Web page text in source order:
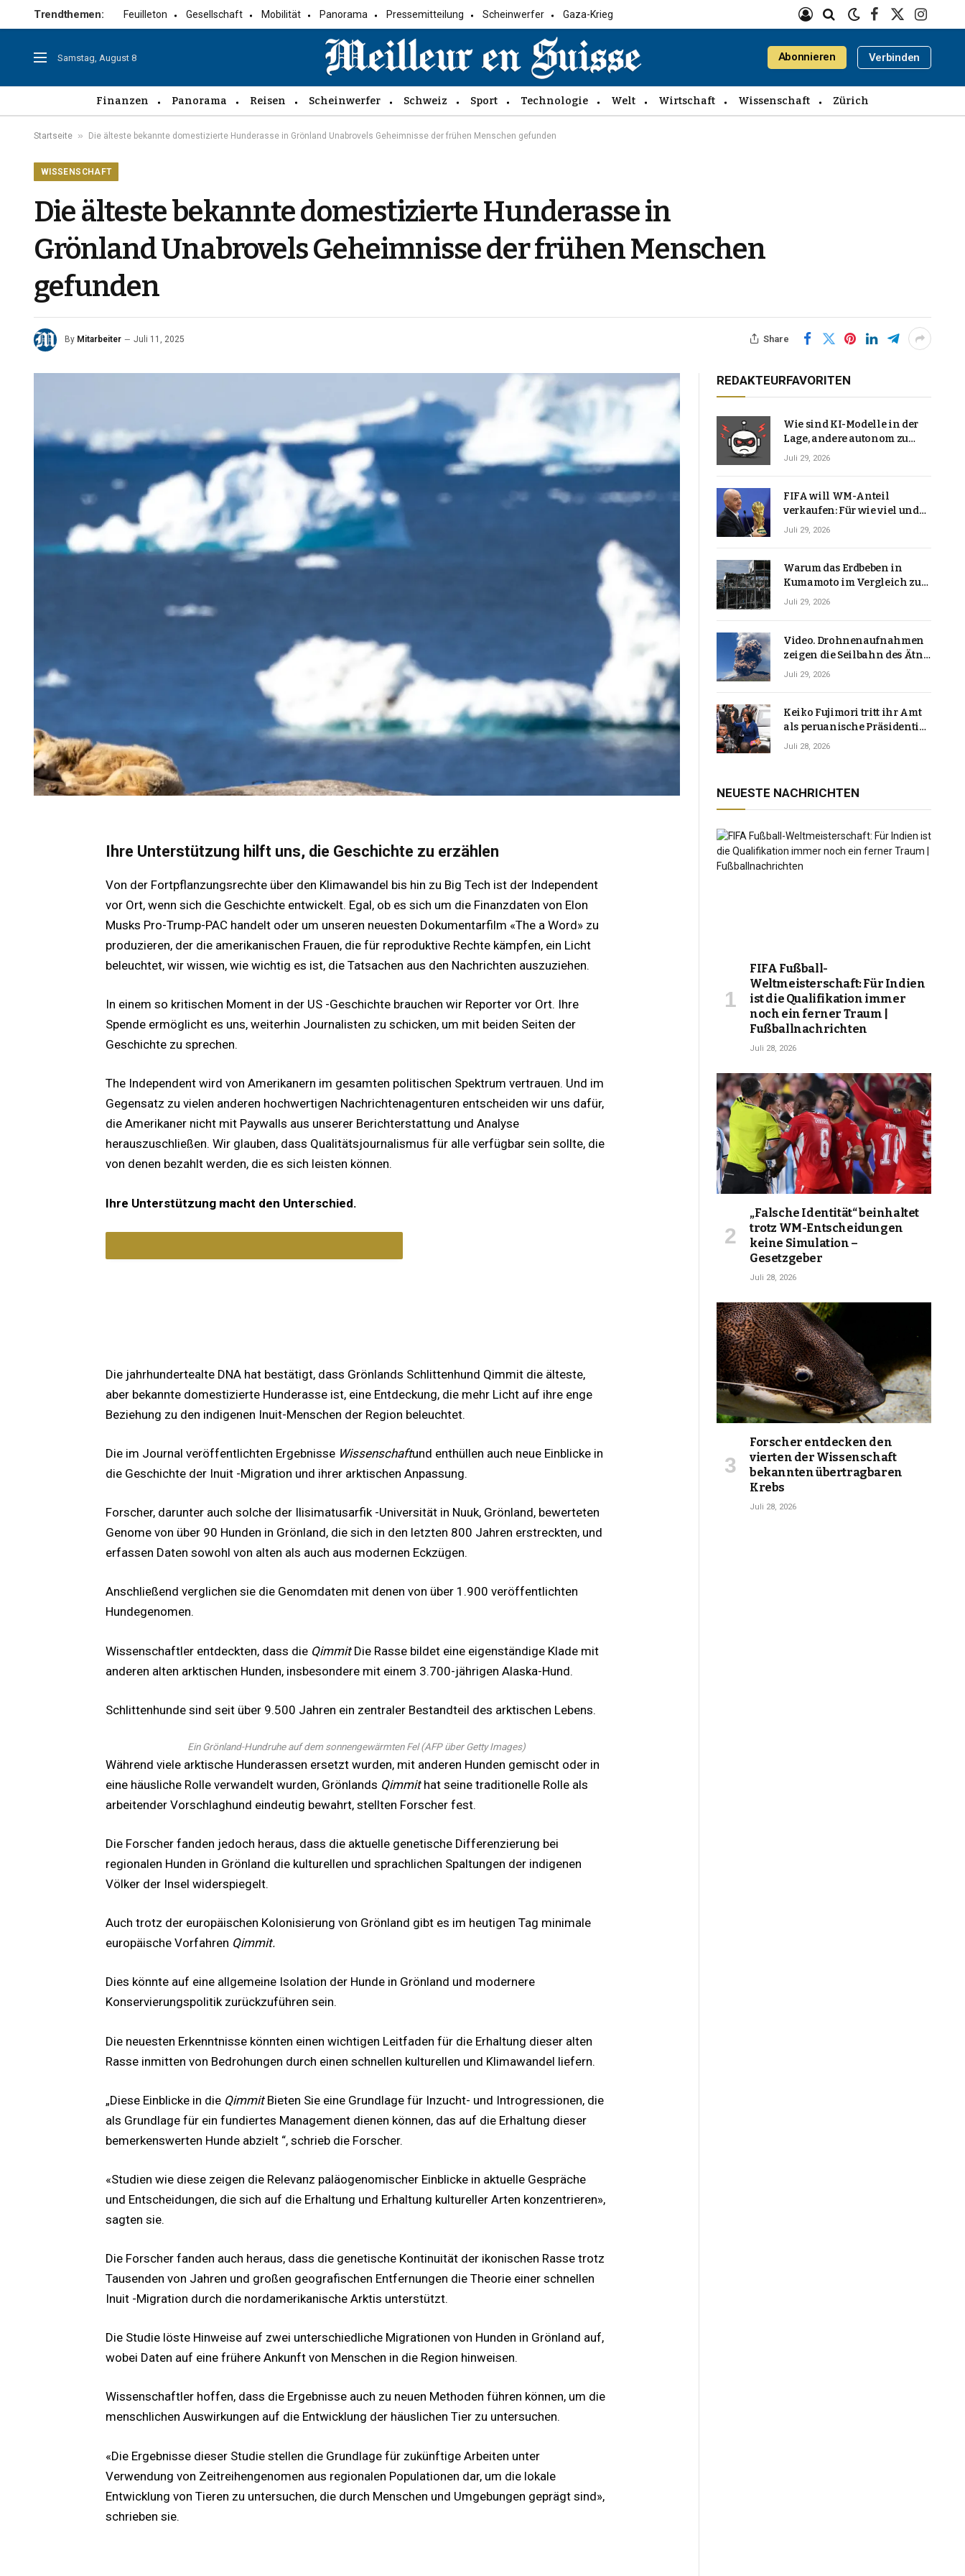
Trendthemen: Feuilleton Gesellschaft Mobilität Panorama Pressemitteilung Scheinwerfer Gaza-Krieg
Facebook
X
Samstag, August 8 Abonnieren Verbinden
Finanzen Panorama Reisen Scheinwerfer Schweiz Sport Technologie Welt Wirtschaft Wissenschaft Zürich
Startseite » Die älteste bekannte domestizierte Hunderasse in Grönland Unabrovels Geheimnisse der frühen Menschen gefunden
WISSENSCHAFT
Die älteste bekannte domestizierte Hunderasse in
Grönland Unabrovels Geheimnisse der frühen Menschen
gefunden
By Mitarbeiter Juli 11, 2025 Share
Ihre Unterstützung hilft uns, die Geschichte zu erzählen
Von der Fortpflanzungsrechte über den Klimawandel bis hin zu Big Tech ist der Independent
vor Ort, wenn sich die Geschichte entwickelt. Egal, ob es sich um die Finanzdaten von Elon
Musks Pro-Trump-PAC handelt oder um unseren neuesten Dokumentarfilm «The a Word» zu
produzieren, der die amerikanischen Frauen, die für reproduktive Rechte kämpfen, ein Licht
beleuchtet, wir wissen, wie wichtig es ist, die Tatsachen aus den Nachrichten auszuziehen.
In einem so kritischen Moment in der US -Geschichte brauchen wir Reporter vor Ort. Ihre
Spende ermöglicht es uns, weiterhin Journalisten zu schicken, um mit beiden Seiten der
Geschichte zu sprechen.
The Independent wird von Amerikanern im gesamten politischen Spektrum vertrauen. Und im
Gegensatz zu vielen anderen hochwertigen Nachrichtenagenturen entscheiden wir uns dafür,
die Amerikaner nicht mit Paywalls aus unserer Berichterstattung und Analyse
herauszuschließen. Wir glauben, dass Qualitätsjournalismus für alle verfügbar sein sollte, die
von denen bezahlt werden, die es sich leisten können.
Ihre Unterstützung macht den Unterschied.
Die jahrhundertealte DNA hat bestätigt, dass Grönlands Schlittenhund Qimmit die älteste,
aber bekannte domestizierte Hunderasse ist, eine Entdeckung, die mehr Licht auf ihre enge
Beziehung zu den indigenen Inuit-Menschen der Region beleuchtet.
Die im Journal veröffentlichten Ergebnisse Wissenschaftund enthüllen auch neue Einblicke in
die Geschichte der Inuit -Migration und ihrer arktischen Anpassung.
Forscher, darunter auch solche der Ilisimatusarfik -Universität in Nuuk, Grönland, bewerteten
Genome von über 90 Hunden in Grönland, die sich in den letzten 800 Jahren erstreckten, und
erfassen Daten sowohl von alten als auch aus modernen Eckzügen.
Anschließend verglichen sie die Genomdaten mit denen von über 1.900 veröffentlichten
Hundegenomen.
Wissenschaftler entdeckten, dass die QimmitDie Rasse bildet eine eigenständige Klade mit
anderen alten arktischen Hunden, insbesondere mit einem 3.700-jährigen Alaska-Hund.
Schlittenhunde sind seit über 9.500 Jahren ein zentraler Bestandteil des arktischen Lebens.
Ein Grönland-Hundruhe auf dem sonnengewärmten Fel (AFP über Getty Images)
Während viele arktische Hunderassen ersetzt wurden, mit anderen Hunden gemischt oder in
eine häusliche Rolle verwandelt wurden, Grönlands Qimmit hat seine traditionelle Rolle als
arbeitender Vorschlaghund eindeutig bewahrt, stellten Forscher fest.
Die Forscher fanden jedoch heraus, dass die aktuelle genetische Differenzierung bei
regionalen Hunden in Grönland die kulturellen und sprachlichen Spaltungen der indigenen
Völker der Insel widerspiegelt.
Auch trotz der europäischen Kolonisierung von Grönland gibt es im heutigen Tag minimale
europäische Vorfahren Qimmit.
Dies könnte auf eine allgemeine Isolation der Hunde in Grönland und modernere
Konservierungspolitik zurückzuführen sein.
Die neuesten Erkenntnisse könnten einen wichtigen Leitfaden für die Erhaltung dieser alten
Rasse inmitten von Bedrohungen durch einen schnellen kulturellen und Klimawandel liefern.
„Diese Einblicke in die QimmitBieten Sie eine Grundlage für Inzucht- und Introgressionen, die
als Grundlage für ein fundiertes Management dienen können, das auf die Erhaltung dieser
bemerkenswerten Hunde abzielt “, schrieb die Forscher.
«Studien wie diese zeigen die Relevanz paläogenomischer Einblicke in aktuelle Gespräche
und Entscheidungen, die sich auf die Erhaltung und Erhaltung kultureller Arten konzentrieren»,
sagten sie.
Die Forscher fanden auch heraus, dass die genetische Kontinuität der ikonischen Rasse trotz
Tausenden von Jahren und großen geografischen Entfernungen die Theorie einer schnellen
Inuit -Migration durch die nordamerikanische Arktis unterstützt.
Die Studie löste Hinweise auf zwei unterschiedliche Migrationen von Hunden in Grönland auf,
wobei Daten auf eine frühere Ankunft von Menschen in die Region hinweisen.
Wissenschaftler hoffen, dass die Ergebnisse auch zu neuen Methoden führen können, um die
menschlichen Auswirkungen auf die Entwicklung der häuslichen Tier zu untersuchen.
«Die Ergebnisse dieser Studie stellen die Grundlage für zukünftige Arbeiten unter
Verwendung von Zeitreihengenomen aus regionalen Populationen dar, um die lokale
Entwicklung von Tieren zu untersuchen, die durch Menschen und Umgebungen geprägt sind»,
schrieben sie.
REDAKTEURFAVORITEN
Wie sind KI-Modelle in der
Lage, andere autonom zu
hacken? | Technologie-News
Juli 29, 2026
FIFA will WM-Anteil
verkaufen: Für wie viel und
warum macht Gianni
Juli 29, 2026
Warum das Erdbeben in
Kumamoto im Vergleich zu
den meisten Erdbeben, die
Juli 29, 2026
Video. Drohnenaufnahmen
zeigen die Seilbahn des Ätna
über einer Vulkanlandschaft
Juli 29, 2026
Keiko Fujimori tritt ihr Amt
als peruanische Präsidentin
an und verspricht, das
Juli 28, 2026
NEUESTE NACHRICHTEN
FIFA Fußball-
Weltmeisterschaft: Für Indien
ist die Qualifikation immer
noch ein ferner Traum |
Fußballnachrichten
Juli 28, 2026
„Falsche Identität“ beinhaltet
trotz WM-Entscheidungen
keine Simulation –
Gesetzgeber
Juli 28, 2026
Forscher entdecken den
vierten der Wissenschaft
bekannten übertragbaren
Krebs
Juli 28, 2026